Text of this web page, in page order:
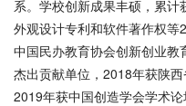
系。学校创新成果丰硕，累计
外观设计专利和软件著作权
中国民办教育协会创新创业
杰出贡献单位，2018年获陕
2019年获中国创造学会学术